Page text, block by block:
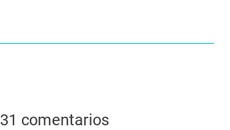
31 comentarios